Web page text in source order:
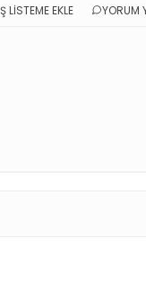
LISTEME EKLE YORUM